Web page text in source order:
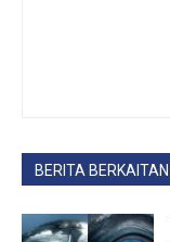
BERITA BERKAITAN